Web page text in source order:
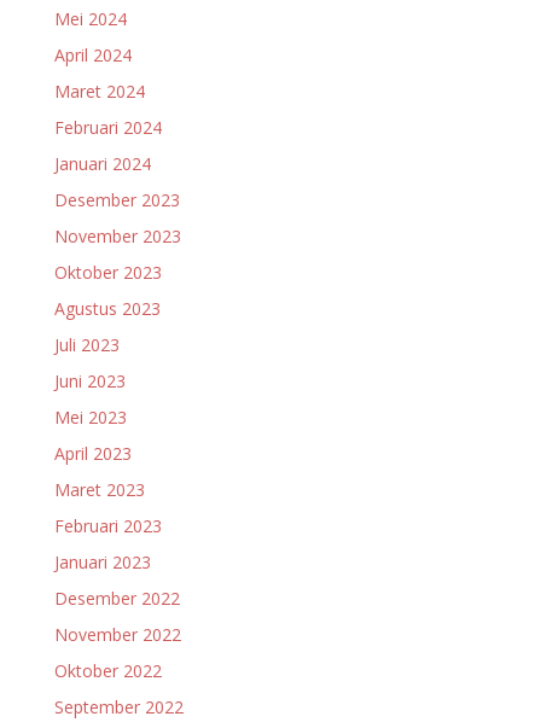
Mei 2024
April 2024
Maret 2024
Februari 2024
Januari 2024
Desember 2023
November 2023
Oktober 2023
Agustus 2023
Juli 2023
Juni 2023
Mei 2023
April 2023
Maret 2023
Februari 2023
Januari 2023
Desember 2022
November 2022
Oktober 2022
September 2022